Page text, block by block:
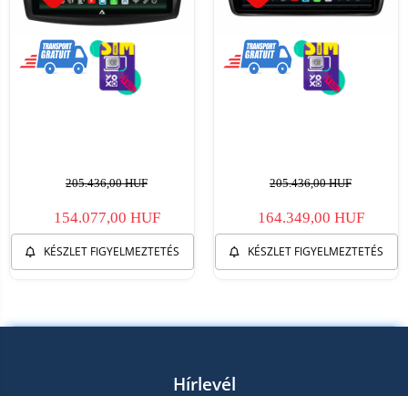
205.436,00 HUF
154.077,00 HUF
KÉSZLET FIGYELMEZTETÉS
205.436,00 HUF
164.349,00 HUF
KÉSZLET FIGYELMEZTETÉS
Hírlevél